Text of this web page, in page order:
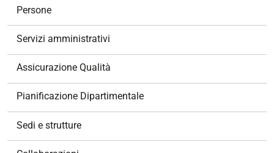
Persone
Servizi amministrativi
Assicurazione Qualità
Pianificazione Dipartimentale
Sedi e strutture